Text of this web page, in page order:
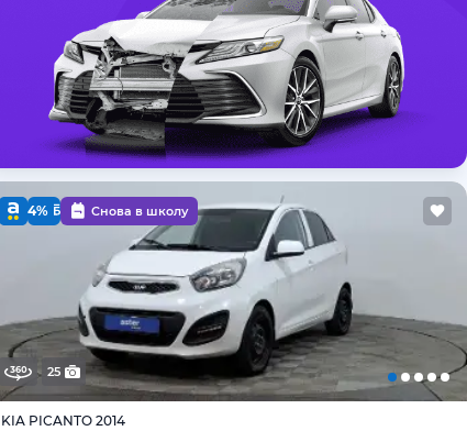
4% Снова в школу
25
KIA PICANTO 2014